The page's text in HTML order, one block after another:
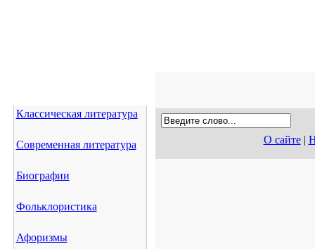
Классическая литература
Современная литература
Биографии
Фольклористика
Афоризмы
О сайте|